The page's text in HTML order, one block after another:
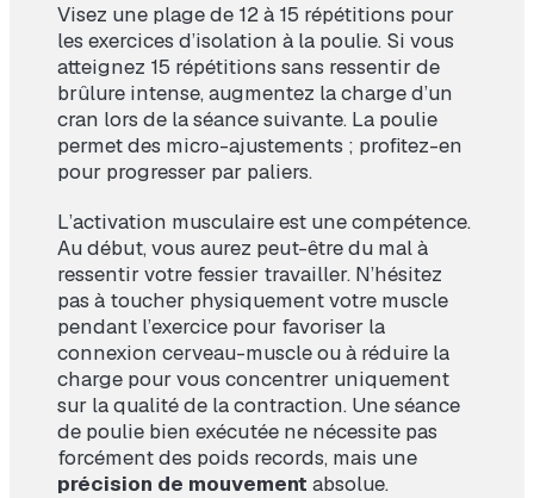
Visez une plage de 12 à 15 répétitions pour
les exercices d’isolation à la poulie. Si vous
atteignez 15 répétitions sans ressentir de
brûlure intense, augmentez la charge d’un
cran lors de la séance suivante. La poulie
permet des micro-ajustements ; profitez-en
pour progresser par paliers.
L’activation musculaire est une compétence.
Au début, vous aurez peut-être du mal à
ressentir votre fessier travailler. N’hésitez
pas à toucher physiquement votre muscle
pendant l’exercice pour favoriser la
connexion cerveau-muscle ou à réduire la
charge pour vous concentrer uniquement
sur la qualité de la contraction. Une séance
de poulie bien exécutée ne nécessite pas
forcément des poids records, mais une
précision de mouvement absolue.